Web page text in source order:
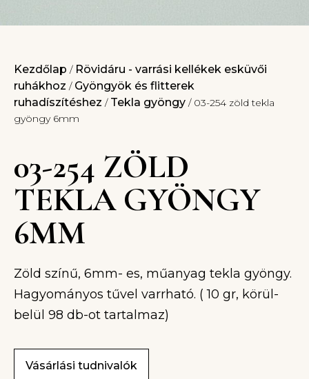
Kezdőlap / Rövidáru - varrási kellékek esküvői
ruhákhoz / Gyöngyök és flitterek
ruhadíszítéshez / Tekla gyöngy / 03-254 zöld tekla
gyöngy 6mm
03-254 ZÖLD
TEKLA GYÖNGY
6MM
Zöld színű, 6mm- es, műanyag tekla gyöngy.
Hagyományos tűvel varrható. ( 10 gr, körül-
belül 98 db-ot tartalmaz)
Vásárlási tudnivalók